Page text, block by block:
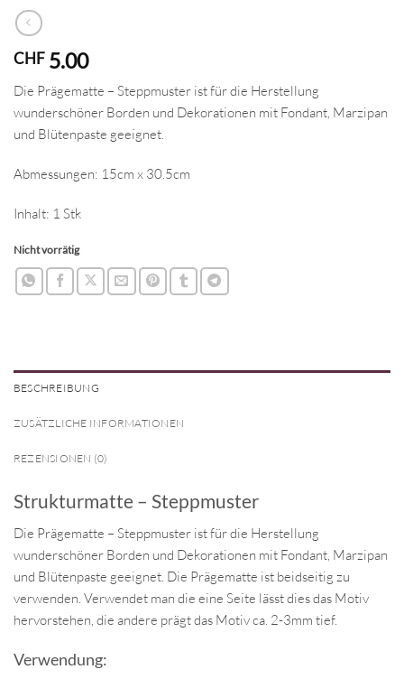
CHF 5.00
Die Prägematte – Steppmuster ist für die Herstellung
wunderschöner Borden und Dekorationen mit Fondant, Marzipan
und Blütenpaste geeignet.
Abmessungen: 15cm x 30.5cm
Inhalt: 1 Stk
Nicht vorrätig
BESCHREIBUNG
ZUSÄTZLICHE INFORMATIONEN
REZENSIONEN (0)
Strukturmatte – Steppmuster
Die Prägematte – Steppmuster ist für die Herstellung
wunderschöner Borden und Dekorationen mit Fondant, Marzipan
und Blütenpaste geeignet. Die Prägematte ist beidseitig zu
verwenden. Verwendet man die eine Seite lässt dies das Motiv
hervorstehen, die andere prägt das Motiv ca. 2-3mm tief.
Verwendung: